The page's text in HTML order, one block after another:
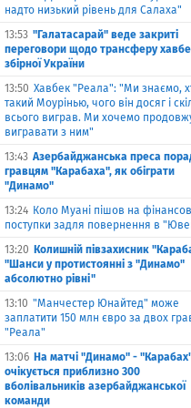
надто низький рівень для Салаха"
13:53 "Галатасарай" веде закриті
переговори щодо трансферу
збірної України
13:50 Хавбек "Реала": "Ми знаємо,
такий Моурінью, чого він досяг і
всього виграв. Ми хочемо
вигравати з ним"
13:43 Азербайджанська преса
гравцям "Карабаха", як обіграти
"Динамо"
13:24 Коло Муані пішов на
поступки задля повернення в
13:20 Колишній півзахисник
"Шанси у протистоянні з "Динамо"
абсолютно рівні"
13:10 "Манчестер Юнайтед" може
заплатити 150 млн євро за двох
"Реала"
13:06 На матчі "Динамо" -
очікується приблизно 300
вболівальників азербайджанської
команди